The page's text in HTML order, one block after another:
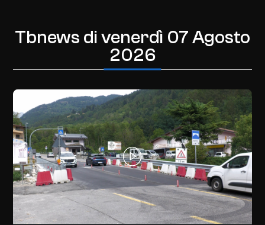
Tbnews di venerdì 07 Agosto
2026